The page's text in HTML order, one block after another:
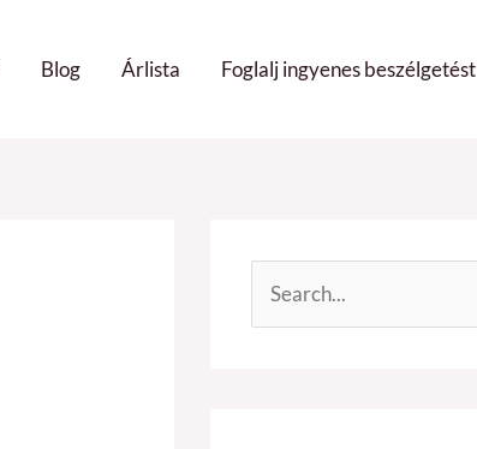
Blog Árlista Foglalj ingyenes beszélgetést